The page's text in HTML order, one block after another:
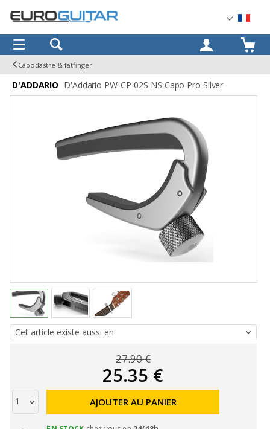
OK
Capodastre & fatfinger
D'ADDARIO D'Addario PW-CP-02S NS Capo Pro Silver
27.90 €
25.35 €
AJOUTER AU PANIER